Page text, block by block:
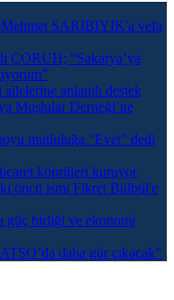
SARIBIYIK'a vefa
ÇORUH; “Sakarya’ya
anlamlı destek
Muşlular Derneği’ne
mutluluğa "Evet" dedi
köprüleri kuruyor
öncü ismi Fikret Bülbül'e
güç birliği ve ekonomi
daha gür çıkacak”